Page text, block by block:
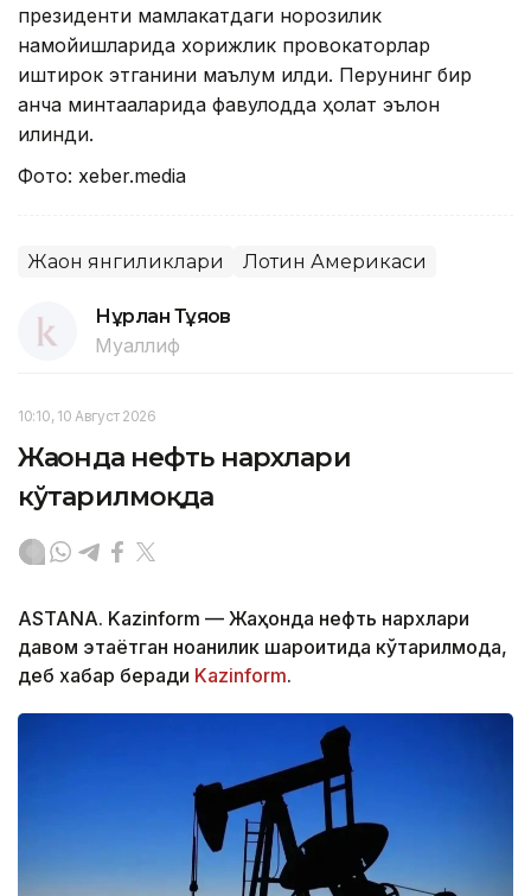
президенти мамлакатдаги норозилик
намойишларида хорижлик провокаторлар
иштирок этганини маълум қилди. Перунинг бир
қанча минтақаларида фавқулодда ҳолат эълон
қилинди.
Фото: xeber.media
Жаҳон янгиликлари Лотин Америкаси
Нұрлан Тұяқов
Муаллиф
10:10, 10 Август 2026
Жаҳонда нефть нархлари
кўтарилмоқда
ASTANA. Kazinform — Жаҳонда нефть нархлари
давом этаётган ноаниқлик шароитида кўтарилмоқда,
деб хабар беради Kazinform.